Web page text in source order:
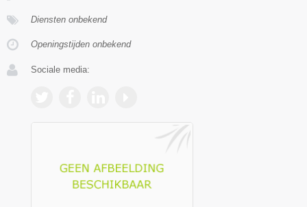
Diensten onbekend
Openingstijden onbekend
Sociale media: